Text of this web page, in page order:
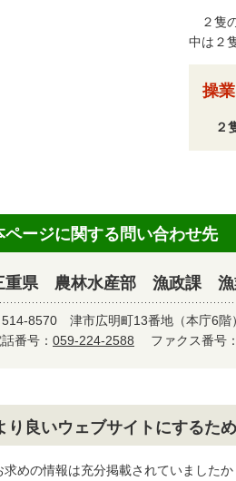
２隻
中は２
操
２
ページに関する問い合わせ先
重県 農林水産部 漁政課 漁
514-8570 津市広明町13番地（本庁6階）
番号： 059-224-2588 ファクス番号
り良いウェブサイトにするた
求めの情報は充分掲載されていましたか